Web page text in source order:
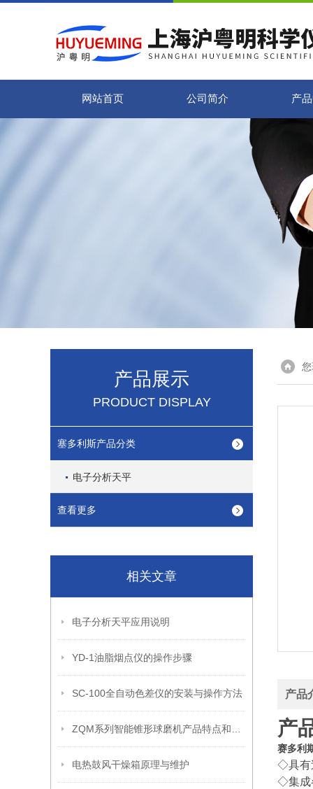
网站首页 公司简介 产
产品展示
PRODUCT DISPLAY
塞多利斯产品分类
电子分析天平
查看更多
相关文章
电子分析天平应用说明
YD-1油脂烟点仪的操作步骤
SC-100全自动色差仪的安装与操作方法
电热鼓风干燥箱原理与维护
产品
产
赛多利
◇具有
◇集成